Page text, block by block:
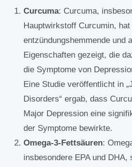
Curcuma: Curcuma,
Hauptwirkstoff Curcumin, hat
entzündungshemmende und
Eigenschaften gezeigt, die
die Symptome von
Eine Studie veröffentlicht in
Disorders“ ergab, dass
Major Depression eine
der Symptome bewirkte.
Omega-3-Fettsäuren:
insbesondere EPA und DHA,